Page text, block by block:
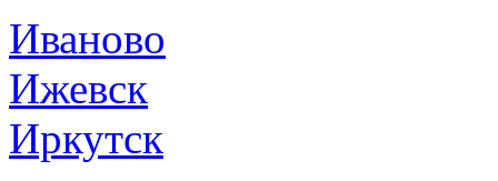
Иваново
Ижевск
Иркутск